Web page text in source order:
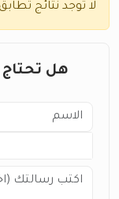
لا توجد نتائج
هل تحتاج